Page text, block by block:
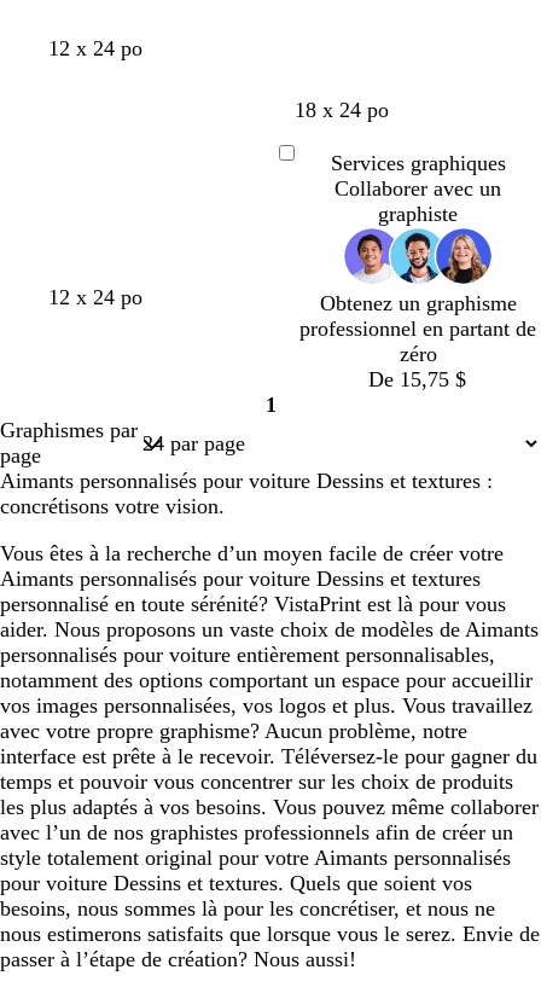
n
n
n
12 x 24 po
18 x 24 po
c
r
l
i
r
c
m
f
n
c
b
o
c
é
12 x 24 po
Services graphiques
Collaborer avec un
graphiste
Obtenez un graphisme
professionnel en partant de
zéro
De 15,75 $
Page
1
Graphismes par
page
Aimants personnalisés pour voiture Dessins et textures :
concrétisons votre vision.
Vous êtes à la recherche d’un moyen facile de créer votre
Aimants personnalisés pour voiture Dessins et textures
personnalisé en toute sérénité? VistaPrint est là pour vous
aider. Nous proposons un vaste choix de modèles de Aimants
personnalisés pour voiture entièrement personnalisables,
notamment des options comportant un espace pour accueillir
vos images personnalisées, vos logos et plus. Vous travaillez
avec votre propre graphisme? Aucun problème, notre
interface est prête à le recevoir. Téléversez-le pour gagner du
temps et pouvoir vous concentrer sur les choix de produits
les plus adaptés à vos besoins. Vous pouvez même collaborer
avec l’un de nos graphistes professionnels afin de créer un
style totalement original pour votre Aimants personnalisés
pour voiture Dessins et textures. Quels que soient vos
besoins, nous sommes là pour les concrétiser, et nous ne
nous estimerons satisfaits que lorsque vous le serez. Envie de
passer à l’étape de création? Nous aussi!